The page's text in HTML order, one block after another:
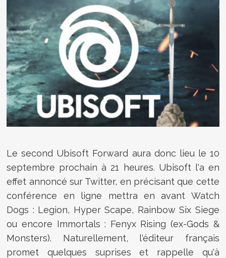
Le second Ubisoft Forward aura donc lieu le 10
septembre prochain à 21 heures. Ubisoft l'a en
effet annoncé sur Twitter, en précisant que cette
conférence en ligne mettra en avant Watch
Dogs : Legion, Hyper Scape, Rainbow Six Siege
ou encore Immortals : Fenyx Rising (ex-Gods &
Monsters). Naturellement, l'éditeur français
promet quelques suprises et rappelle qu'à